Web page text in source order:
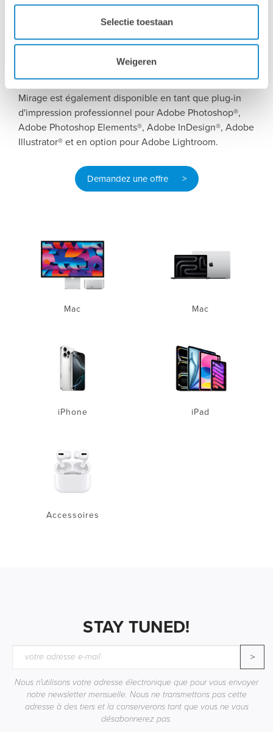
Selectie toestaan
Weigeren
de déposer vos fichiers sur l'icône de l'application
mirage et la boîte de dialogue s'ouvre immédiatement.
Les paramètres individuels d'impression et de média
les flux de travail de manière efficace...
Mirage est également disponible en tant que plug-in
d'impression professionnel pour Adobe Photoshop®,
Adobe Photoshop Elements®, Adobe InDesign®, Adobe
Illustrator® et en option pour Adobe Lightroom.
Demandez une offre >
Mac Mac
iPhone iPad
Accessoires
STAY TUNED!
>
Nous n'utilisons votre adresse électronique que pour vous envoyer
notre newsletter mensuelle. Nous ne transmettons pas cette
adresse à des tiers et la conserverons tant que vous ne vous
désabonnerez pas.